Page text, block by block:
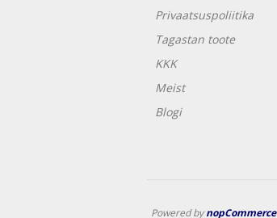
Privaatsuspoliitika
Tagastan toote
KKK
Meist
Blogi
Powered bynopCommerce